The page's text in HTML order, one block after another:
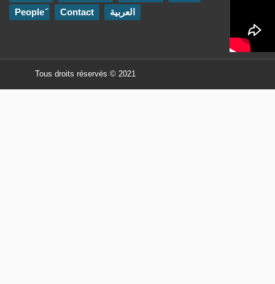
Contact العربية
Tous droits réservés © 2021